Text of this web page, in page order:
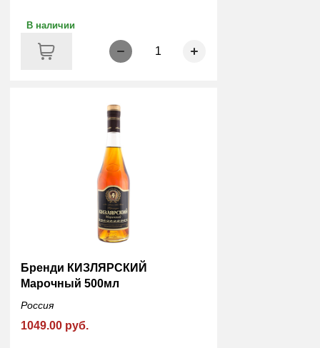
В наличии
1
Бренди КИЗЛЯРСКИЙ
Марочный 500мл
Россия
1049.00 руб.